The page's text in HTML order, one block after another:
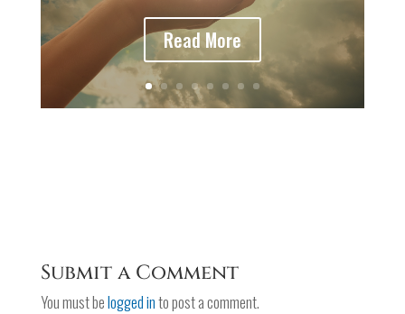
Read More
Submit a Comment
You must belogged into post a comment.